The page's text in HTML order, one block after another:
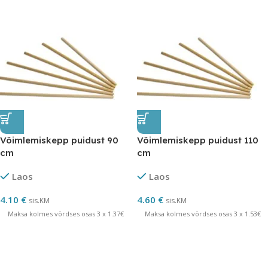
Võimlemiskepp puidust 90
cm
Laos
4.10 € sis.KM
Maksa kolmes võrdses osas 3 x 1.37€
Võimlemiskepp puidust 110
cm
Laos
4.60 € sis.KM
Maksa kolmes võrdses osas 3 x 1.53€